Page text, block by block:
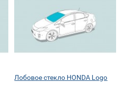
Лобовое стекло HONDA Logo